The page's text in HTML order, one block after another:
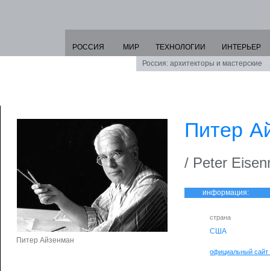
РОССИЯ МИР ТЕХНОЛОГИИ
ИНТЕРЬЕР
Россия: архитекторы и мастерские
Питер Айзенман
Питер
/ Peter
информация:
страна
США
официальный сайт